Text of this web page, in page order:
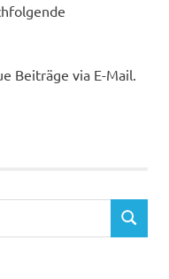
Beiträge via E-Mail.
SUCHEN